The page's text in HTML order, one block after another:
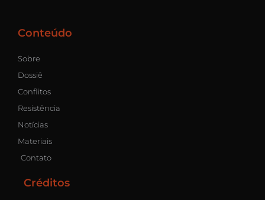
Conteúdo
Sobre
Dossiê
Conflitos
Resistência
Notícias
Materiais
Contato
Créditos